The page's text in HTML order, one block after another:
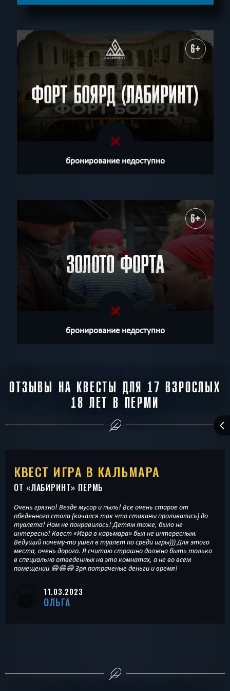
СБРОСИТЬ ФИЛЬТР ВСЕ КВЕСТЫ
6+
ФОРТ БОЯРД (ЛАБИРИНТ)
бронирование недоступно
6+
ЗОЛОТО ФОРТА
бронирование недоступно
ОТЗЫВЫ НА КВЕСТЫ ДЛЯ 17 ВЗРОСЛЫХ
18 ЛЕТ В ПЕРМИ
КВЕСТ ИГРА В КАЛЬМАРА
ОТ «ЛАБИРИНТ» ПЕРМЬ
Очень грязно! Везде мусор и пыль! Все очень старое от
обеденного стола (качался так что стаканы проливались) до
туалета! Нам не понравилось! Детям тоже, было не
интересно! Квест «Игра в карьмара» был не интересным.
Ведущий почему-то ушёл в туалет по среди игры))) Для этого
места, очень дорого. Я считаю страшно должно быть только
в специально отведенных на это комнатах, а не во всем
помещении 😄😄😄 Зря потраченые деньги и время!
11.03.2023
ОЛЬГА